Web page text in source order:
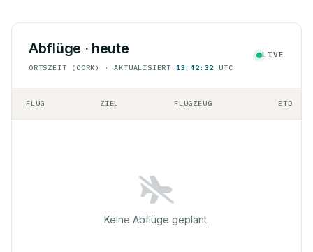
Abflüge · heute
ORTSZEIT (CORK) · AKTUALISIERT 13:42:32 UTC
LIVE
FLUG ZIEL FLUGZEUG ETD
Keine Abflüge geplant.